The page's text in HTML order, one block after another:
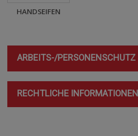
HANDSEIFEN
ARBEITS-/PERSONENSCHUTZ
RECHTLICHE INFORMATIONEN